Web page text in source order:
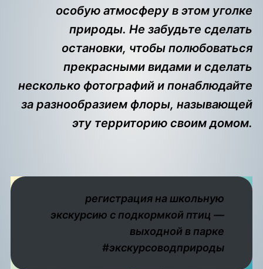
особую атмосферу в этом уголке
природы. Не забудьте сделать
остановки, чтобы полюбоваться
прекрасными видами и сделать
несколько фотографий и понаблюдайте
за разнообразием флоры, называющей
эту территорию своим домом.
регистрация на школьную
экскурсию с подкормкой птиц —
выходной в парке
#экскурсоводприроды